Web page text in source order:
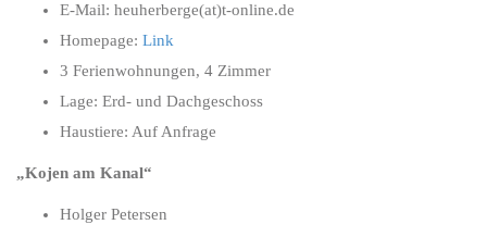
E-Mail: heuherberge(at)t-online.de
Homepage: Link
3 Ferienwohnungen, 4 Zimmer
Lage: Erd- und Dachgeschoss
Haustiere: Auf Anfrage
„Kojen am Kanal“
Holger Petersen